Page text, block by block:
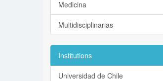
Medicina
Multidisciplinarias
Institutions
Universidad de Chile